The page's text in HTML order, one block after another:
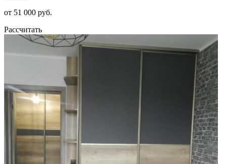
от 51 000 руб.
Рассчитать